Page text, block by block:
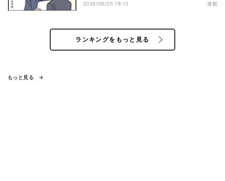
2026/08/05 19:13 連載
ランキングをもっと見る
もっと見る